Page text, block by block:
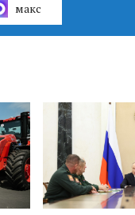
макс